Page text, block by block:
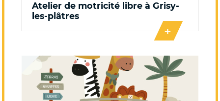
Atelier de motricité libre à Grisy-
les-plâtres
+